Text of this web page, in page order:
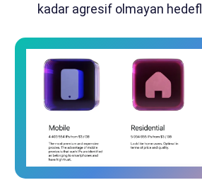
kadar agresif olmayan